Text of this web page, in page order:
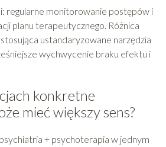
regularne monitorowanie postępów i
planu terapeutycznego. Różnica
ustandaryzowane narzędzia
wychwycenie braku efektu i
konkretne
mieć większy sens?
+ psychoterapia w jednym